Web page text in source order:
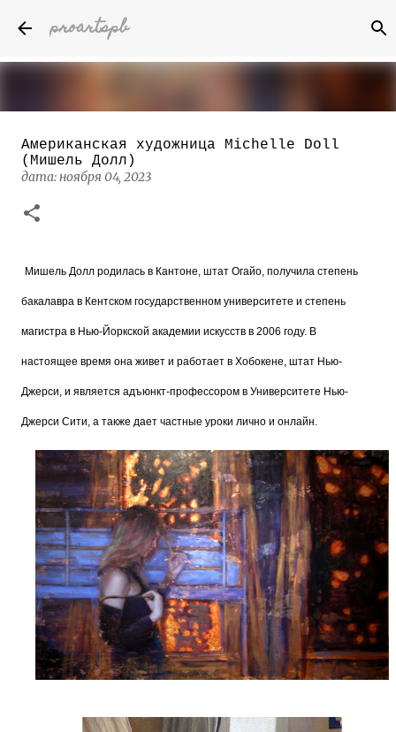
proartspb
Бумажные скульптуры канадского
художника Келвина Николса (Calvin
Nicholls)
Американская художница Michelle Doll
(Мишель Долл)
дата:ноября 04, 2023
Мишель Долл родилась в Кантоне, штат Огайо, получила степень
бакалавра в Кентском государственном университете и степень
магистра в Нью-Йоркской академии искусств в 2006 году. В
настоящее время она живет и работает в Хобокене, штат Нью-
Джерси, и является адъюнкт-профессором в Университете Нью-
Джерси Сити, а также дает частные уроки лично и онлайн.